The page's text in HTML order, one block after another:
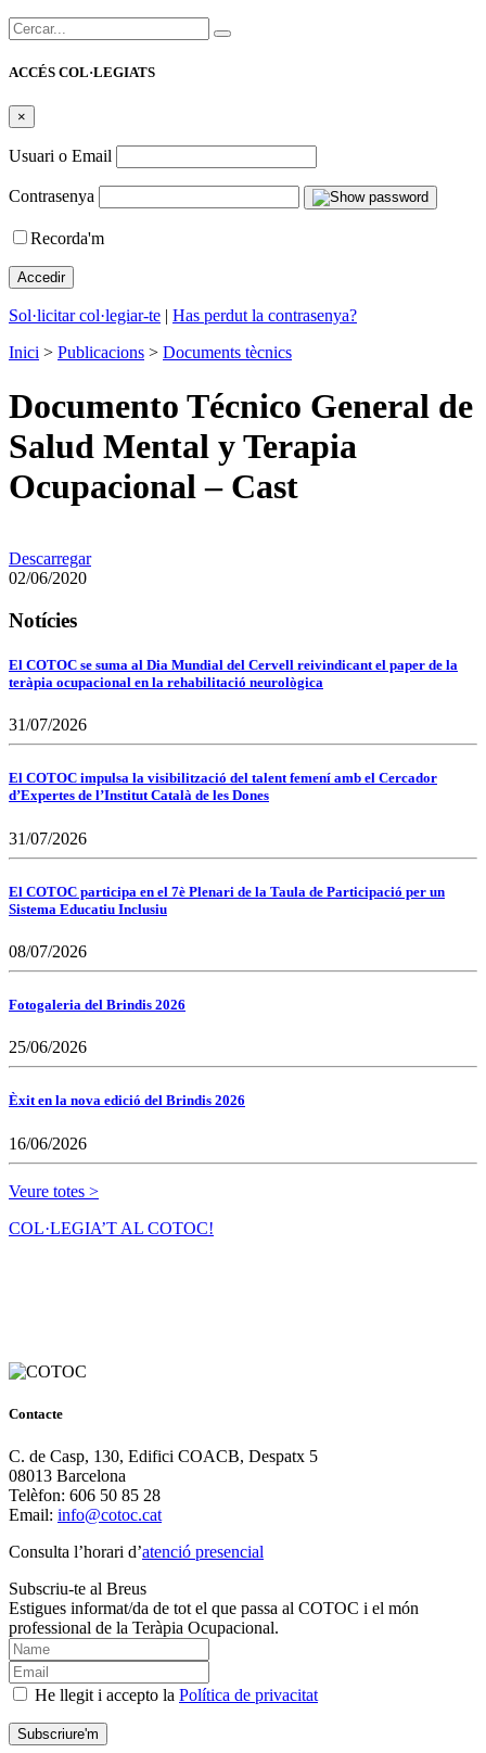
Cercar:
ACCÉS COL·LEGIATS
×
Usuari o Email
Contrasenya
Recorda'm
Sol·licitar col·legiar-te | Has perdut la contrasenya?
Inici > Publicacions > Documents tècnics
Documento Técnico General de
Salud Mental y Terapia
Ocupacional – Cast
Descarregar
02/06/2020
Notícies
El COTOC se suma al Dia Mundial del Cervell reivindicant el paper de la
teràpia ocupacional en la rehabilitació neurològica
31/07/2026
El COTOC impulsa la visibilització del talent femení amb el Cercador
d’Expertes de l’Institut Català de les Dones
31/07/2026
El COTOC participa en el 7è Plenari de la Taula de Participació per un
Sistema Educatiu Inclusiu
08/07/2026
Fotogaleria del Brindis 2026
25/06/2026
Èxit en la nova edició del Brindis 2026
16/06/2026
Veure totes >
COL·LEGIA’T AL COTOC!
Contacte
C. de Casp, 130, Edifici COACB, Despatx 5
08013 Barcelona
Telèfon: 606 50 85 28
Email: info@cotoc.cat
Consulta l’horari d’atenció presencial
Subscriu-te al Breus
Estigues informat/da de tot el que passa al COTOC i el món
professional de la Teràpia Ocupacional.
He llegit i accepto la Política de privacitat